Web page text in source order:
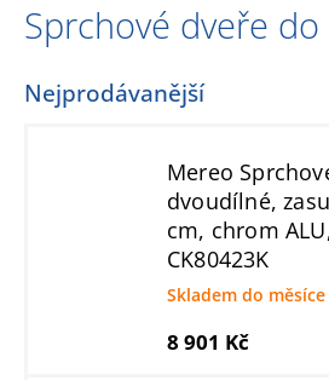
Sprchové dveře do
Nejprodávanější
Mereo
dvoudílné,
cm, chrom
CK80423K
Skladem do měsíce
8 901 Kč